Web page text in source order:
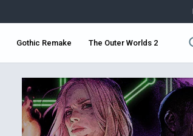
Gothic Remake The Outer Worlds 2